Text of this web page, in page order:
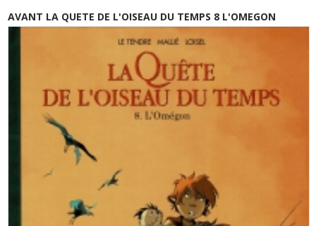
AVANT LA QUETE DE L'OISEAU DU TEMPS 8 L'OMEGON